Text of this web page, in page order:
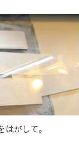
はがして。